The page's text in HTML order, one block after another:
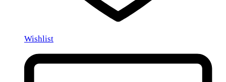
Wishlist